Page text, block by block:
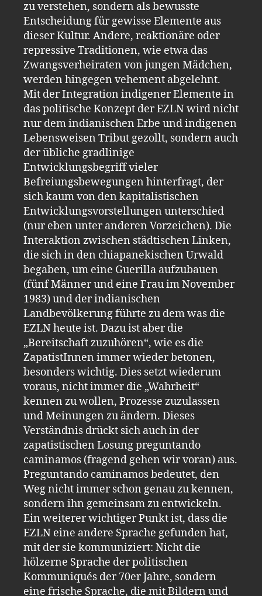
zu verstehen, sondern als bewusste
Entscheidung für gewisse Elemente aus
dieser Kultur. Andere, reaktionäre oder
repressive Traditionen, wie etwa das
Zwangsverheiraten von jungen Mädchen,
werden hingegen vehement abgelehnt.
Mit der Integration indigener Elemente in
das politische Konzept der EZLN wird nicht
nur dem indianischen Erbe und indigenen
Lebensweisen Tribut gezollt, sondern auch
der übliche gradlinige
Entwicklungsbegriff vieler
Befreiungsbewegungen hinterfragt, der
sich kaum von den kapitalistischen
Entwicklungsvorstellungen unterschied
(nur eben unter anderen Vorzeichen). Die
Interaktion zwischen städtischen Linken,
die sich in den chiapanekischen Urwald
begaben, um eine Guerilla aufzubauen
(fünf Männer und eine Frau im November
1983) und der indianischen
Landbevölkerung führte zu dem was die
EZLN heute ist. Dazu ist aber die
„Bereitschaft zuzuhören“, wie es die
ZapatistInnen immer wieder betonen,
besonders wichtig. Dies setzt wiederum
voraus, nicht immer die „Wahrheit“
kennen zu wollen, Prozesse zuzulassen
und Meinungen zu ändern. Dieses
Verständnis drückt sich auch in der
zapatistischen Losung preguntando
caminamos (fragend gehen wir voran) aus.
Preguntando caminamos bedeutet, den
Weg nicht immer schon genau zu kennen,
sondern ihn gemeinsam zu entwickeln.
Ein weiterer wichtiger Punkt ist, dass die
EZLN eine andere Sprache gefunden hat,
mit der sie kommuniziert: Nicht die
hölzerne Sprache der politischen
Kommuniqués der 70er Jahre, sondern
eine frische Sprache, die mit Bildern und